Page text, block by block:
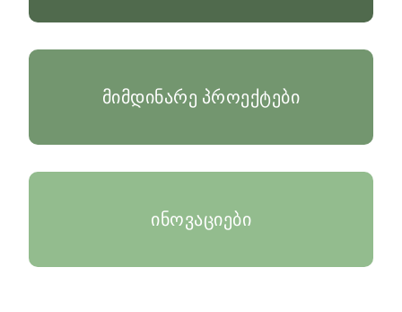
მიმდინარე პროექტები
ინოვაციები